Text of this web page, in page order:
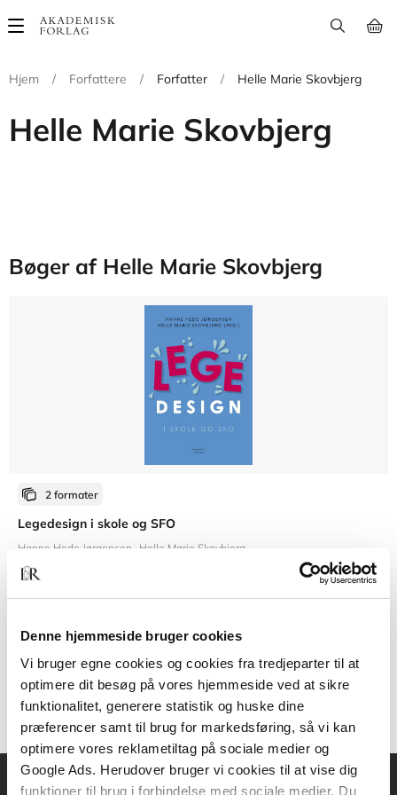
Denne hjemmeside bruger cookies
Vi bruger egne cookies og cookies fra tredjeparter til at
optimere dit besøg på vores hjemmeside ved at sikre
funktionalitet, generere statistik og huske dine
præferencer samt til brug for markedsføring, så vi kan
optimere vores reklametiltag på sociale medier og
Google Ads. Herudover bruger vi cookies til at vise dig
funktioner til brug i forbindelse med sociale medier. Du
Main
Hjem
/ Forfattere / Forfatter / Helle Marie Skovbjerg
Helle Marie Skovbjerg
Bøger af Helle Marie Skovbjerg
2 formater
Legedesign i skole og SFO
Hanne Hede Jørgensen Helle Marie Skovbjerg
219,95 KR.